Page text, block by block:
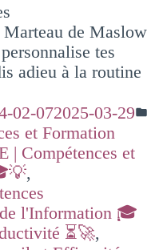
de Maslow
tes
adieu à la routine
02-072025-03-29
et Formation
| Compétences et
,
l'Information 🎓
⏳🚀,